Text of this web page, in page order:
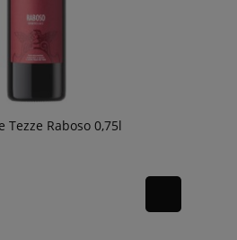
Tezze Raboso 0,75l